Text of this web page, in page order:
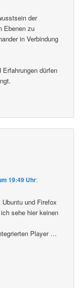
der
Ebenen zu
in Verbindung
dürfen
19:49 Uhr:
und Firefox
sehe hier keinen
Player …